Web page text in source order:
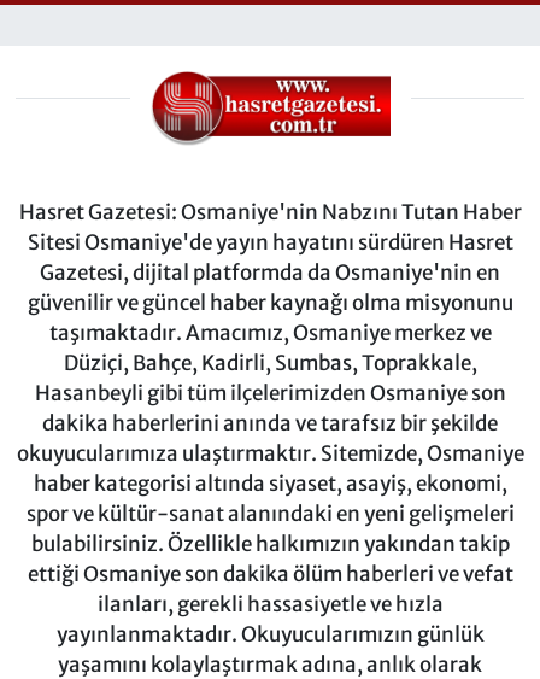
Hasret Gazetesi: Osmaniye'nin Nabzını Tutan Haber
Sitesi Osmaniye'de yayın hayatını sürdüren Hasret
Gazetesi, dijital platformda da Osmaniye'nin en
güvenilir ve güncel haber kaynağı olma misyonunu
taşımaktadır. Amacımız, Osmaniye merkez ve
Düziçi, Bahçe, Kadirli, Sumbas, Toprakkale,
Hasanbeyli gibi tüm ilçelerimizden Osmaniye son
dakika haberlerini anında ve tarafsız bir şekilde
okuyucularımıza ulaştırmaktır. Sitemizde, Osmaniye
haber kategorisi altında siyaset, asayiş, ekonomi,
spor ve kültür-sanat alanındaki en yeni gelişmeleri
bulabilirsiniz. Özellikle halkımızın yakından takip
ettiği Osmaniye son dakika ölüm haberleri ve vefat
ilanları, gerekli hassasiyetle ve hızla
yayınlanmaktadır. Okuyucularımızın günlük
yaşamını kolaylaştırmak adına, anlık olarak